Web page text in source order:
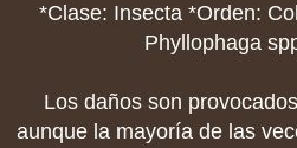
*Clase: Insecta *Orden:
Phyllophaga
Los daños son
aunque la mayoría de las